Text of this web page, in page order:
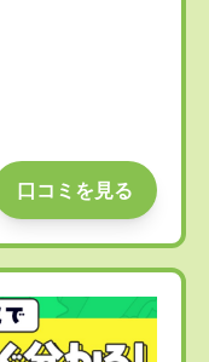
口コミを見る